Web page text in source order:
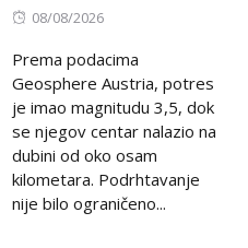
Posted
08/08/2026
Prema podacima
Geosphere Austria, potres
je imao magnitudu 3,5, dok
se njegov centar nalazio na
dubini od oko osam
kilometara. Podrhtavanje
nije bilo ograničeno...